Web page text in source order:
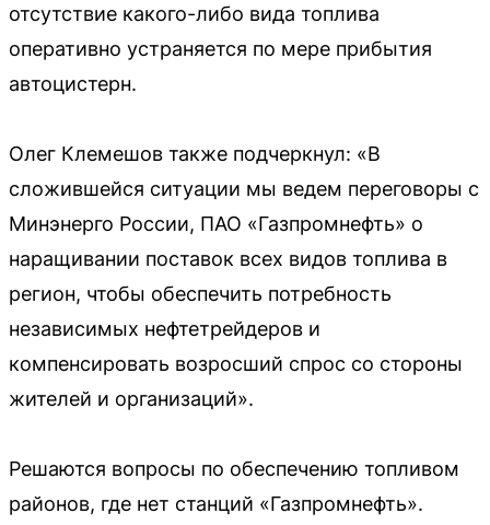
отсутствие какого-либо вида топлива
оперативно устраняется по мере прибытия
автоцистерн.
Олег Клемешов также подчеркнул: «В
сложившейся ситуации мы ведем переговоры с
Минэнерго России, ПАО «Газпромнефть» о
наращивании поставок всех видов топлива в
регион, чтобы обеспечить потребность
независимых нефтетрейдеров и
компенсировать возросший спрос со стороны
жителей и организаций».
Решаются вопросы по обеспечению топливом
районов, где нет станций «Газпромнефть».